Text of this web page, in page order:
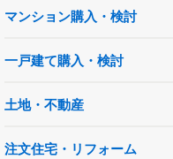
マンション購入・検討
一戸建て購入・検討
土地・不動産
注文住宅・リフォーム